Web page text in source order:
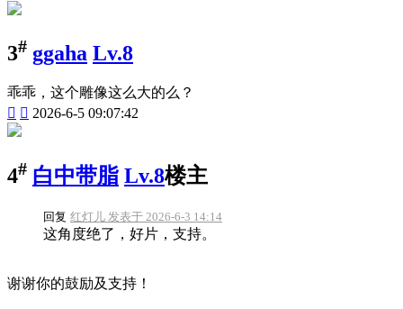
3# ggaha Lv.8
乖乖，这个雕像这么大的么？
  2026-6-5 09:07:42
4# 白中带脂 Lv.8楼主
回复 红灯儿 发表于 2026-6-3 14:14
这角度绝了，好片，支持。
谢谢你的鼓励及支持！